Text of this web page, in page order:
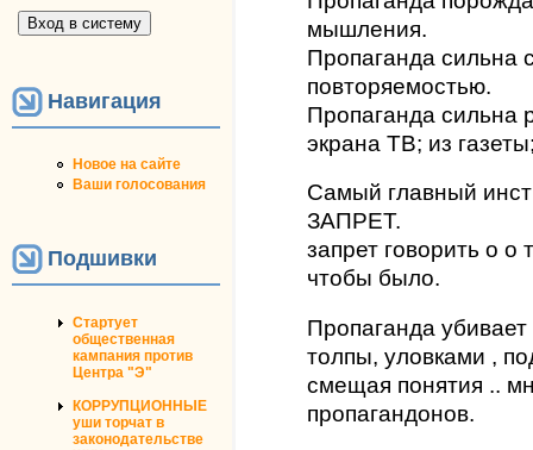
Навигация
Новое на сайте
Ваши голосования
Подшивки
Стартует
общественная
кампания против
Центра "Э"
КОРРУПЦИОННЫЕ
уши торчат в
законодательстве
мышления.
Пропаганда сильна
повторяемостью.
Пропаганда сильна
экрана ТВ; из
Самый главный
ЗАПРЕТ.
запрет говорить о
чтобы было.
Пропаганда
толпы, уловками ,
смещая понятия ..
пропагандонов.